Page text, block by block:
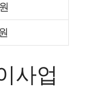
사업